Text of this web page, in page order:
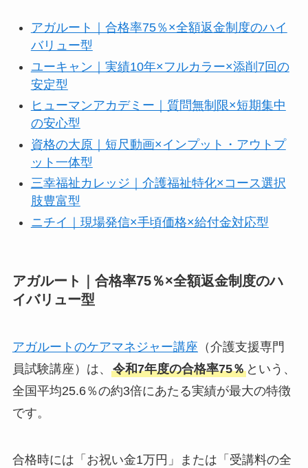
アガルート｜合格率75％×全額返金制度のハイ
バリュー型
ユーキャン｜実績10年×フルカラー×添削7回の
安定型
ヒューマンアカデミー｜質問無制限×短期集中
の安心型
資格の大原｜短尺動画×インプット・アウトプ
ット一体型
三幸福祉カレッジ｜介護福祉特化×コース選択
肢豊富型
ニチイ｜現場発信×手頃価格×給付金対応型
アガルート｜合格率75％×全額返金制度のハ
イバリュー型
アガルートのケアマネジャー講座 （介護支援専門
員試験講座）は、 令和7年度の合格率75％という、
全国平均25.6％の約3倍にあたる実績が最大の特徴
です。
合格時には「お祝い金1万円」または「受講料の全